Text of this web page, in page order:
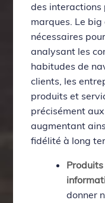
des interactions
marques. Le
nécessaires
analysant les
habitudes de
clients, les
produits et
précisément
augmentant
fidélité à long
donner